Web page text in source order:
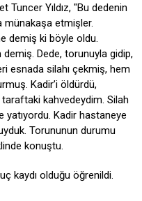
Tuncer Yıldız, "Bu dedenin
münakaşa etmişler.
demiş ki böyle oldu.
Dede, torunuyla gidip,
esnada silahı çekmiş, hem
Kadir’i öldürdü,
kahvedeydim. Silah
Kadir hastaneye
Torununun durumu
konuştu.
kaydı olduğu öğrenildi.